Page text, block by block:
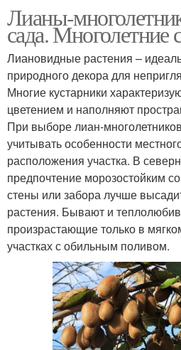
Лианы-
сада. Многолетние
Лиановидные растения –
природного декора для
Многие кустарники
цветением и наполняют
При выборе лиан-
учитывать особенности
расположения участка. В
предпочтение морозостойким
стены или забора лучше
растения. Бывают и
произрастающие только в
участках с обильным поливом.